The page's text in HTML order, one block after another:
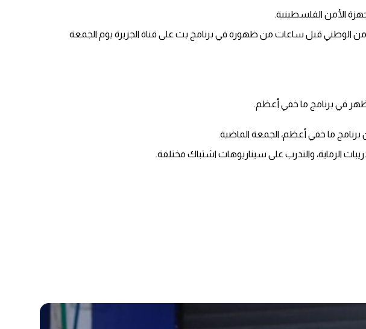
الأمن الفلسطينية.
الوطني قبل ساعات من ظهوره في برنامج بث على قناة الجزيرة يوم الجمعة
في برنامج ما خفي أعظم.
ما خفي أعظم، الجمعة الماضية.
الرماية، والتدرب على سيناريوهات اشتباك مختلفة.